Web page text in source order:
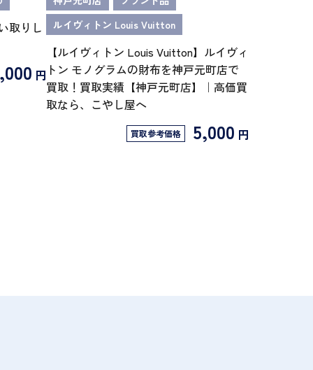
取りし
円
ルイヴィトン Louis Vuitton
【ルイヴィトン Louis Vuitton】ルイヴィ
トン モノグラムの財布を神戸元町店で
買取！買取実績【神戸元町店】｜高価買
取なら、こやし屋へ
買取参考価格 5,000 円